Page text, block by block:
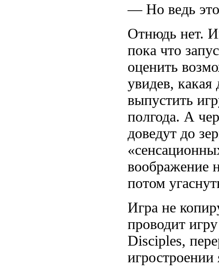
— Но ведь это
Отнюдь нет.
пока что
оценить
увидев, какая
выпустить
полгода. А
доведут до
воображение
потом
Игра не
проводит
Disciples,
игростроении